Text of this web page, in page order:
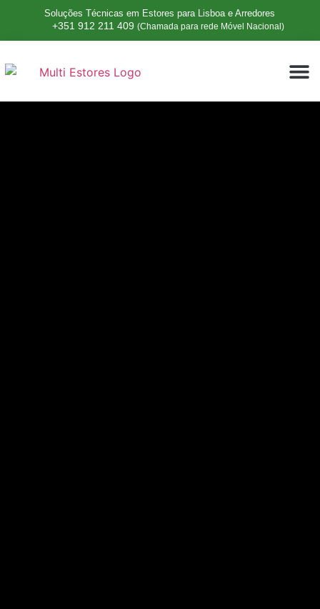
Soluções Técnicas em Estores para Lisboa e Arredores
+351 912 211 409 (Chamada para rede Móvel Nacional)